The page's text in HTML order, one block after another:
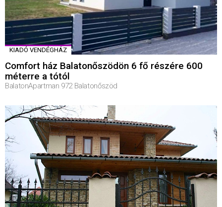
KIADÓ VENDÉGHÁZ
Comfort ház Balatonőszödön 6 fő részére 600
méterre a tótól
BalatonApartman 972 Balatonőszöd